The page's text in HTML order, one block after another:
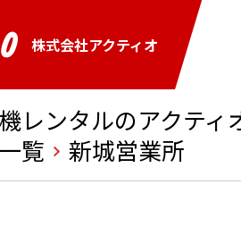
株式会社アクティオ
レンタルのアクティ
覧
新城営業所